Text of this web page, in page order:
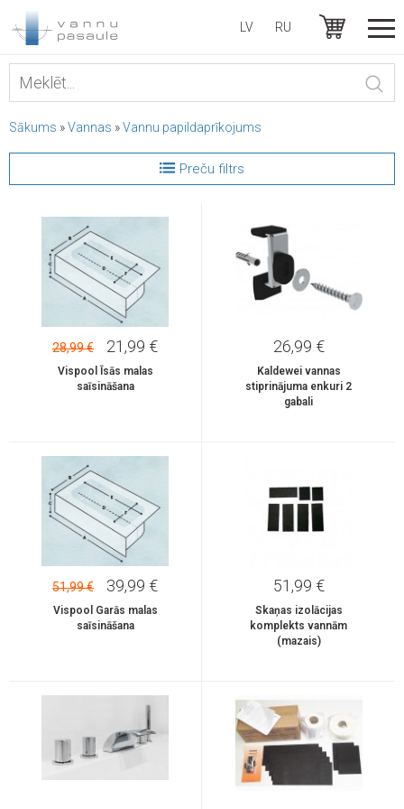
LV RU
Sākums »Vannas »Vannu papildaprīkojums
Preču filtrs
28,99 € 21,99 €
Vispool Īsās malas
saīsināšana
26,99 €
Kaldewei vannas
stiprinājuma enkuri 2
gabali
51,99 € 39,99 €
Vispool Garās malas
saīsināšana
51,99 €
Skaņas izolācijas
komplekts vannām
(mazais)